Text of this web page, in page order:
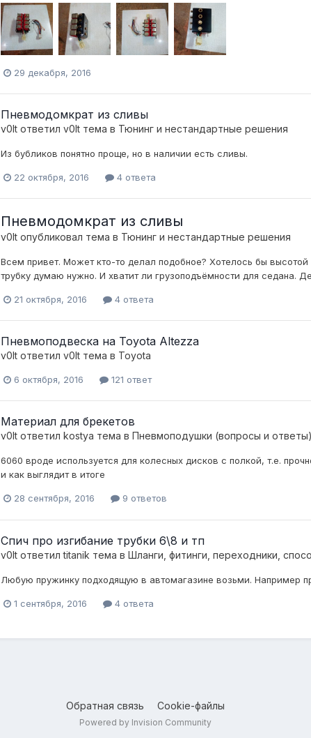
29 декабря, 2016
Пневмодомкрат из сливы
v0lt ответил v0lt тема в Тюнинг и нестандартные решения
Из бубликов понятно проще, но в наличии есть сливы.
22 октября, 2016 4 ответа
Пневмодомкрат из сливы
v0lt опубликовал тема в Тюнинг и нестандартные решения
Всем привет. Может кто-то делал подобное? Хотелось бы
трубку думаю нужно. И хватит ли грузоподъёмности для седана.
21 октября, 2016 4 ответа
Пневмоподвеска на Toyota Altezza
v0lt ответил v0lt тема в Toyota
6 октября, 2016 121 ответ
Материал для брекетов
v0lt ответил kostya тема в Пневмоподушки (вопросы и ответы)
6060 вроде используется для колесных дисков с полкой, т.е.
и как выглядит в итоге
28 сентября, 2016 9 ответов
Спич про изгибание трубки 6\8 и тп
v0lt ответилtitanik тема в Шланги, фитинги, переходники,
Любую пружинку подходящую в автомагазине возьми. Например
1 сентября, 2016 4 ответа
Обратная связь Cookie-файлы
Powered by Invision Community